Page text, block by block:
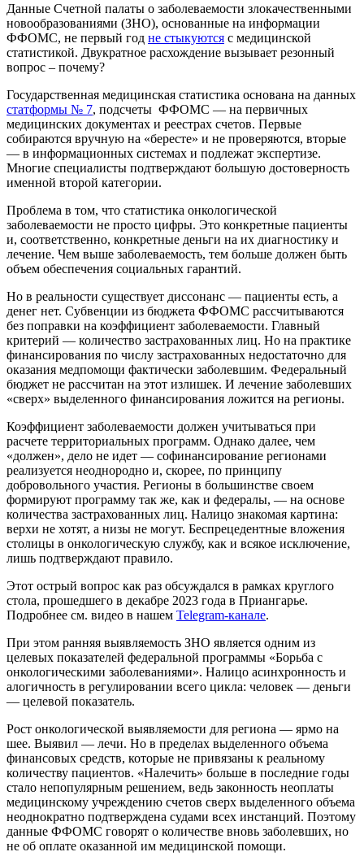
Данные Счетной палаты о заболеваемости злокачественными
новообразованиями (ЗНО), основанные на информации
ФФОМС, не первый год не стыкуются с медицинской
статистикой. Двукратное расхождение вызывает резонный
вопрос – почему?
Государственная медицинская статистика основана на данных
статформы № 7, подсчеты ФФОМС — на первичных
медицинских документах и реестрах счетов. Первые
собираются вручную на «бересте» и не проверяются, вторые
— в информационных системах и подлежат экспертизе.
Многие специалисты подтверждают большую достоверность
именной второй категории.
Проблема в том, что статистика онкологической
заболеваемости не просто цифры. Это конкретные пациенты
и, соответственно, конкретные деньги на их диагностику и
лечение. Чем выше заболеваемость, тем больше должен быть
объем обеспечения социальных гарантий.
Но в реальности существует диссонанс — пациенты есть, а
денег нет. Субвенции из бюджета ФФОМС рассчитываются
без поправки на коэффициент заболеваемости. Главный
критерий — количество застрахованных лиц. Но на практике
финансирования по числу застрахованных недостаточно для
оказания медпомощи фактически заболевшим. Федеральный
бюджет не рассчитан на этот излишек. И лечение заболевших
«сверх» выделенного финансирования ложится на регионы.
Коэффициент заболеваемости должен учитываться при
расчете территориальных программ. Однако далее, чем
«должен», дело не идет — софинансирование регионами
реализуется неоднородно и, скорее, по принципу
добровольного участия. Регионы в большинстве своем
формируют программу так же, как и федералы, — на основе
количества застрахованных лиц. Налицо знакомая картина:
верхи не хотят, а низы не могут. Беспрецедентные вложения
столицы в онкологическую службу, как и всякое исключение,
лишь подтверждают правило.
Этот острый вопрос как раз обсуждался в рамках круглого
стола, прошедшего в декабре 2023 года в Приангарье.
Подробнее см. видео в нашем Telegram-канале.
При этом ранняя выявляемость ЗНО является одним из
целевых показателей федеральной программы «Борьба с
онкологическими заболеваниями». Налицо асинхронность и
алогичность в регулировании всего цикла: человек — деньги
— целевой показатель.
Рост онкологической выявляемости для региона — ярмо на
шее. Выявил — лечи. Но в пределах выделенного объема
финансовых средств, которые не привязаны к реальному
количеству пациентов. «Налечить» больше в последние годы
стало непопулярным решением, ведь законность неоплаты
медицинскому учреждению счетов сверх выделенного объема
неоднократно подтверждена судами всех инстанций. Поэтому
данные ФФОМС говорят о количестве вновь заболевших, но
не об оплате оказанной им медицинской помощи.